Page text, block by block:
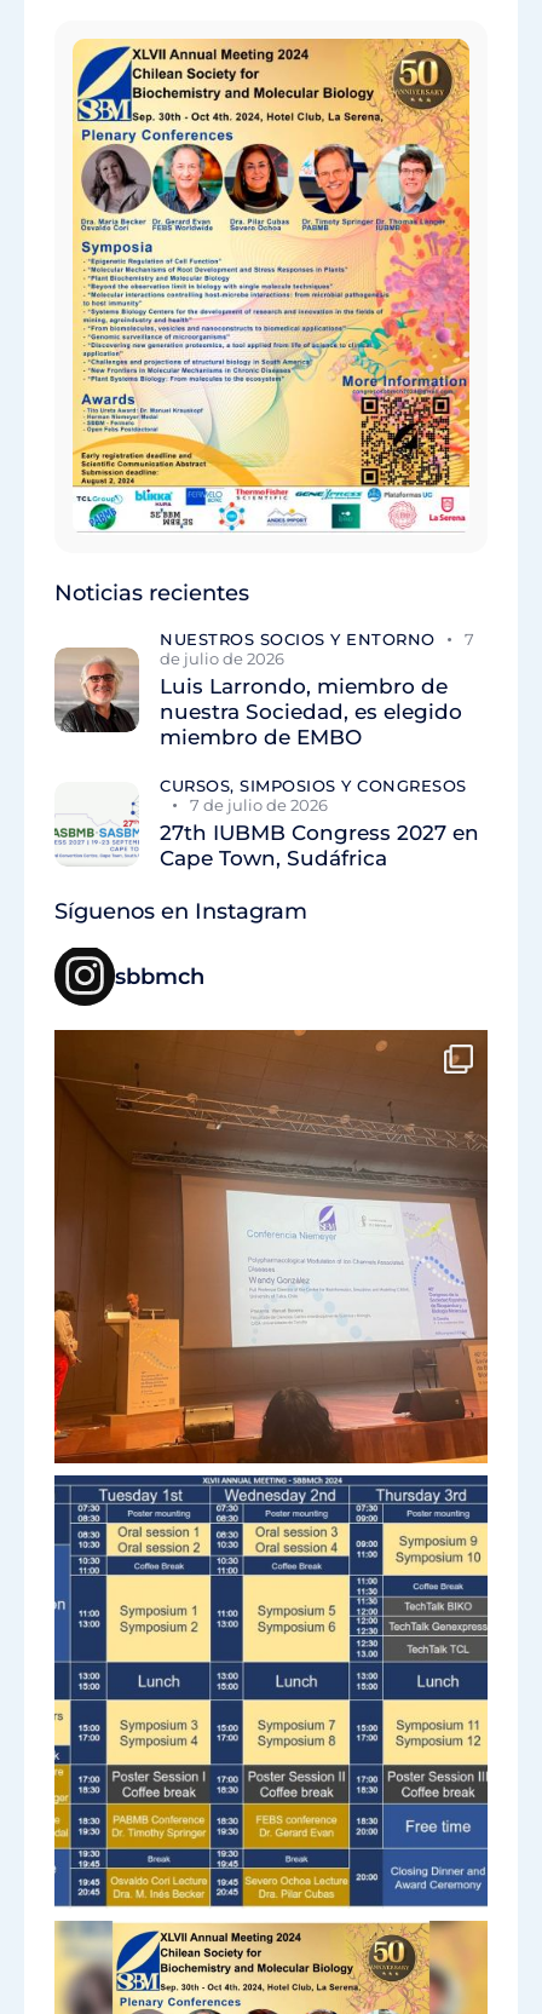
Noticias recientes
NUESTROS SOCIOS Y ENTORNO
7
de julio de 2026
Luis Larrondo, miembro de
nuestra Sociedad, es elegido
miembro de EMBO
CURSOS, SIMPOSIOS Y CONGRESOS
7 de julio de 2026
27th IUBMB Congress 2027 en
Cape Town, Sudáfrica
Síguenos en Instagram
sbbmch